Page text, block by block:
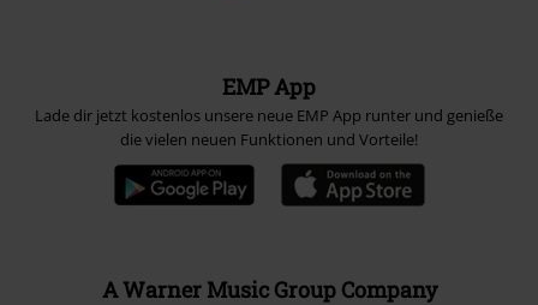
EMP App
Lade dir jetzt kostenlos unsere neue EMP App runter und genieße
die vielen neuen Funktionen und Vorteile!
A Warner Music Group Company